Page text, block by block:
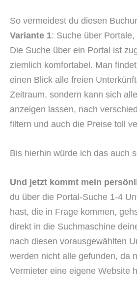
So vermeidest du diesen
Variante 1: Suche über
Die Suche über ein Portal ist
ziemlich komfortabel. Man
einen Blick alle freien
Zeitraum, sondern kann sich
anzeigen lassen, nach
filtern und auch die Preise toll
Bis hierhin würde ich das auch
Und jetzt kommt mein
du über die Portal-Suche 1-4
hast, die in Frage kommen,
direkt in die Suchmaschine
nach diesen vorausgewählten
werden nicht alle gefunden, da
Vermieter eine eigene Website